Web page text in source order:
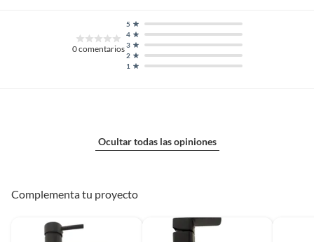
0comentarios
1
2
3
4
5
Ocultar todas las opiniones
Complementa tu proyecto